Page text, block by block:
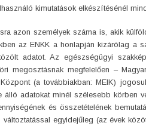
kimutatások elkészítésénél
azon személyek száma is, akik
az ENKK a honlapján kizárólag a
adatot. Az egészségügyi
megosztásnak megfelelően –
(a továbbiakban: MEIK)
álló adatokat minél szélesebb körben
és összetételének
változtatással egyidejűleg (az évek